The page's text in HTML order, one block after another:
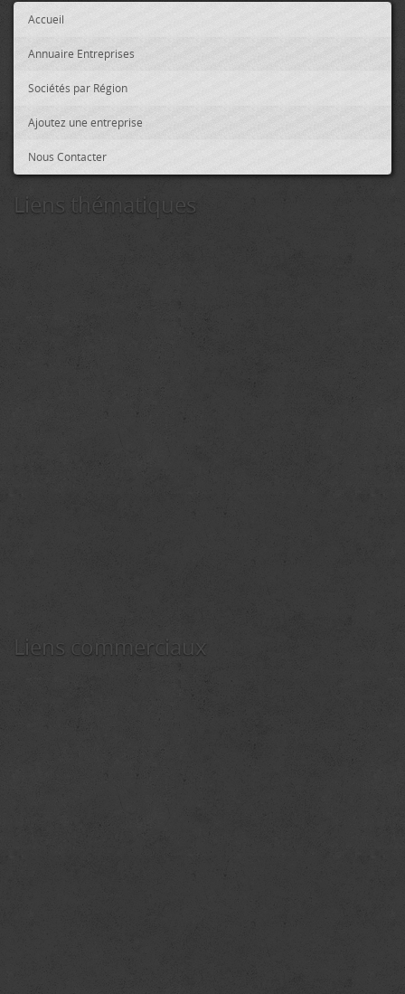
Accueil
Annuaire Entreprises
Sociétés par Région
Ajoutez une entreprise
Nous Contacter
Liens thématiques
Liens commerciaux